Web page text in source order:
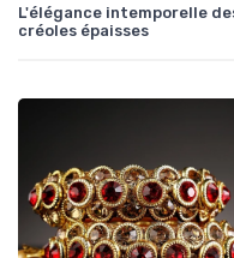
L'élégance intemporelle
créoles épaisses